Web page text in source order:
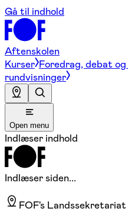
Gå til indhold
Aftenskolen
Kurser Foredrag, debat
rundvisninger
Open menu
Indlæser indhold
Indlæser siden...
FOF's Landssekretariat